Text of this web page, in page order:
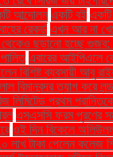
আন্দোলন একটি বই একটি
রেকর্ড এখন আর না
থেকেও ছড়ানো হচ্ছে
এবারের আইপিএলে
বিশিষ্ট ব্যবসায়ী আবু
বিমানবন্দর ত্যাগ করে
লিমিটেড প্রথম
এসএসসি ফরম পূরণের
ওই দিন বিকেলে
লাখ টাকা পেলেন কলেজ